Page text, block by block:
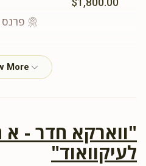
פרנס
ר' חיים
"ווארקא חדר - א
לעיקוואוד"